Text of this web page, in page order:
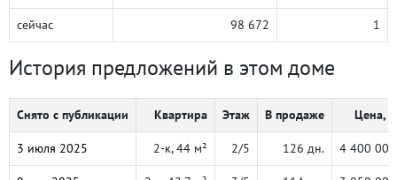
сейчас 98 672 1
История предложений в этом доме
Снято с публикации Квартира Этаж В продаже Цена, ₽
3 июля 2025 2-к, 44 м² 2/5 126 дн. 4 400 000